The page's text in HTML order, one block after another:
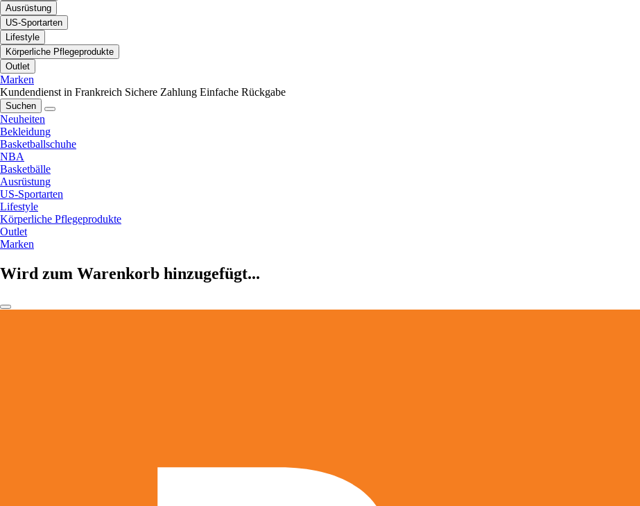
Ausrüstung
US-Sportarten
Lifestyle
Körperliche Pflegeprodukte
Outlet
Marken
Kundendienst in Frankreich Sichere Zahlung Einfache Rückgabe
Suchen
Neuheiten
Bekleidung
Basketballschuhe
NBA
Basketbälle
Ausrüstung
US-Sportarten
Lifestyle
Körperliche Pflegeprodukte
Outlet
Marken
Wird zum Warenkorb hinzugefügt...